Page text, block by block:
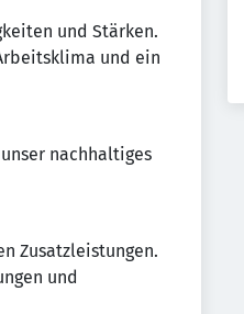
und Stärken.
und ein
nachhaltiges
Zusatzleistungen.
und